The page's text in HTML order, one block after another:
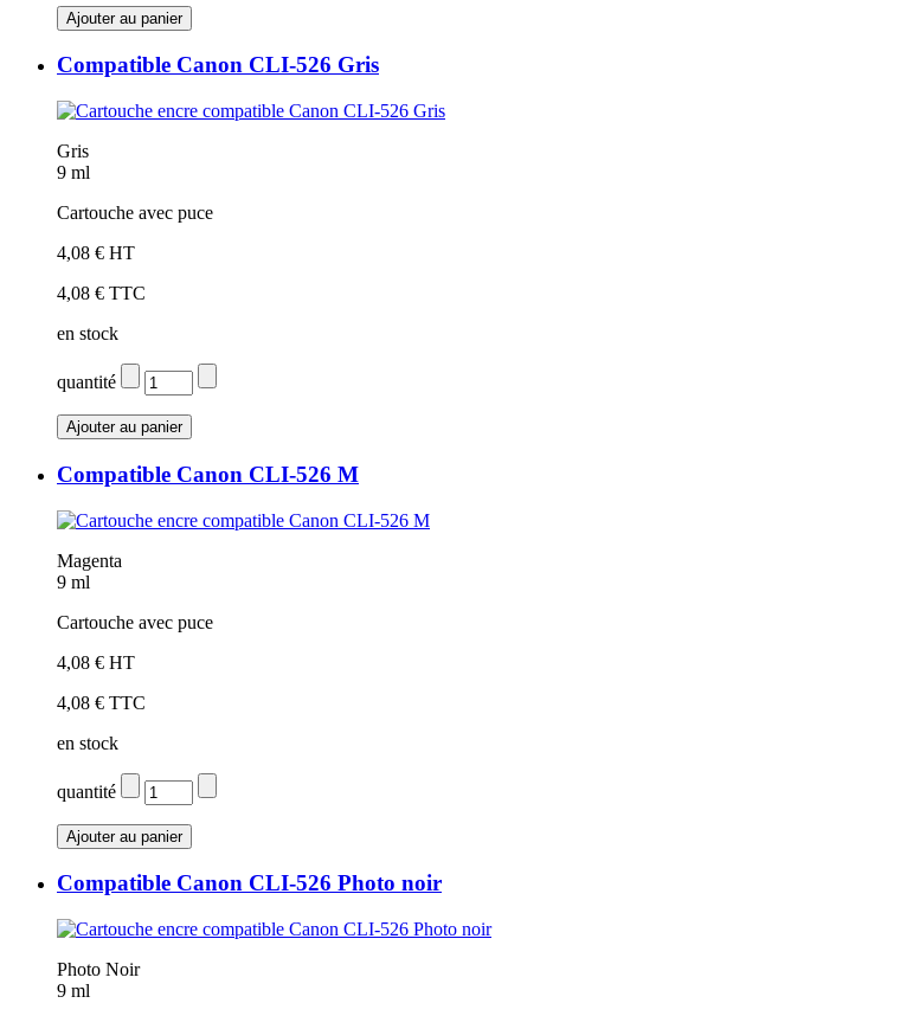
Compatible Canon CLI-526 Gris
Gris
9 ml
Cartouche avec puce
4,08 € HT
4,08 € TTC
en stock
quantité
Compatible Canon CLI-526 M
Magenta
9 ml
Cartouche avec puce
4,08 € HT
4,08 € TTC
en stock
quantité
Compatible Canon CLI-526 Photo noir
Photo Noir
9 ml